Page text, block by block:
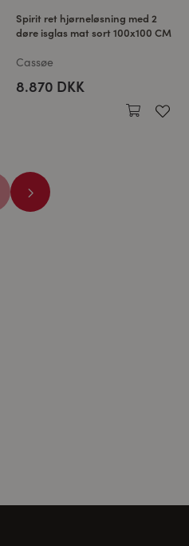
Spirit ret hjørneløsning med 2
døre isglas mat sort 100x100 CM
Cassøe
8.870 DKK